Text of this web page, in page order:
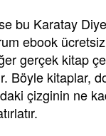
bu Karatay
ebook
gerçek kitap
Böyle kitaplar,
çizginin ne